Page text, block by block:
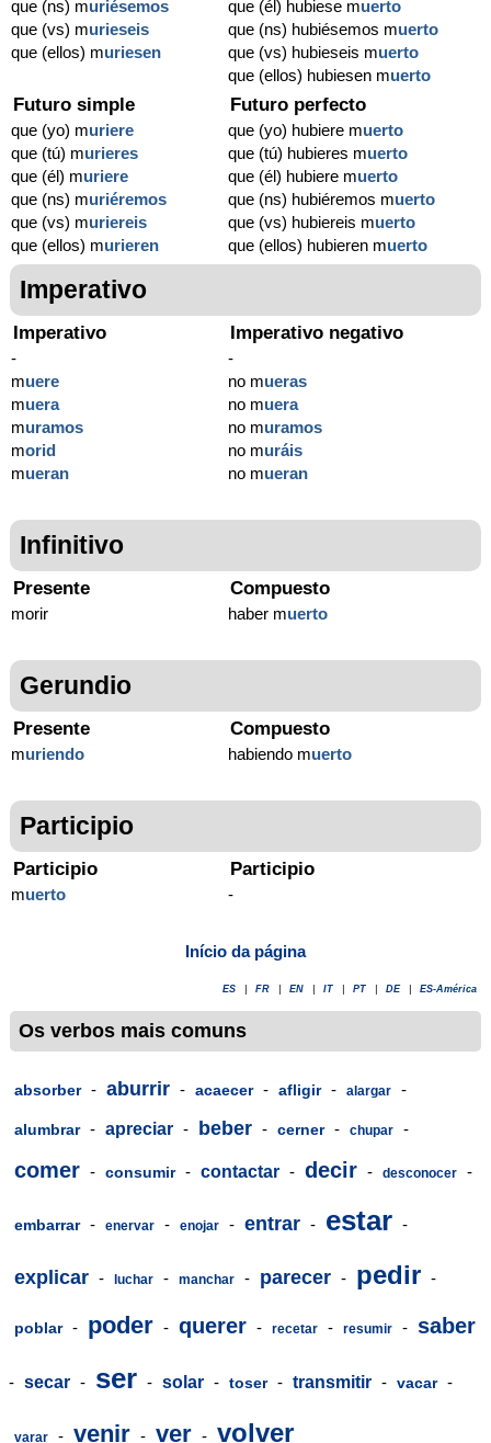
que (ns) muriésemos
que (vs) murieseis
que (ellos) muriesen
que (él) hubiese muerto
que (ns) hubiésemos muerto
que (vs) hubieseis muerto
que (ellos) hubiesen muerto
Futuro simple
que (yo) muriere
que (tú) murieres
que (él) muriere
que (ns) muriéremos
que (vs) muriereis
que (ellos) murieren
Futuro perfecto
que (yo) hubiere muerto
que (tú) hubieres muerto
que (él) hubiere muerto
que (ns) hubiéremos muerto
que (vs) hubiereis muerto
que (ellos) hubieren muerto
Imperativo
Imperativo
-
muere
muera
muramos
morid
mueran
Imperativo negativo
-
no mueras
no muera
no muramos
no muráis
no mueran
Infinitivo
Presente
morir
Compuesto
haber muerto
Gerundio
Presente
muriendo
Compuesto
habiendo muerto
Participio
Participio
muerto
Participio
-
Início da página
ES FR EN IT PT DE ES-América
Os verbos mais comuns
absorber - aburrir - acaecer - afligir - alargar -
alumbrar - apreciar - beber - cerner - chupar -
comer - consumir - contactar - decir - desconocer -
embarrar - enervar - enojar - entrar - estar -
explicar - luchar - manchar - parecer - pedir -
poblar - poder - querer - recetar - resumir - saber
- secar - ser - solar - toser - transmitir - vacar -
varar - venir - ver - volver